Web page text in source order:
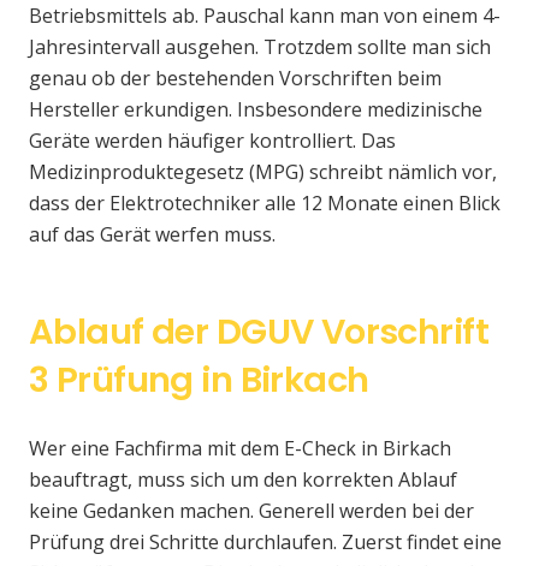
Betriebsmittels ab. Pauschal kann man von einem 4-
Jahresintervall ausgehen. Trotzdem sollte man sich
genau ob der bestehenden Vorschriften beim
Hersteller erkundigen. Insbesondere medizinische
Geräte werden häufiger kontrolliert. Das
Medizinproduktegesetz (MPG) schreibt nämlich vor,
dass der Elektrotechniker alle 12 Monate einen Blick
auf das Gerät werfen muss.
Ablauf der DGUV Vorschrift
3 Prüfung in Birkach
Wer eine Fachfirma mit dem E-Check in Birkach
beauftragt, muss sich um den korrekten Ablauf
keine Gedanken machen. Generell werden bei der
Prüfung drei Schritte durchlaufen. Zuerst findet eine